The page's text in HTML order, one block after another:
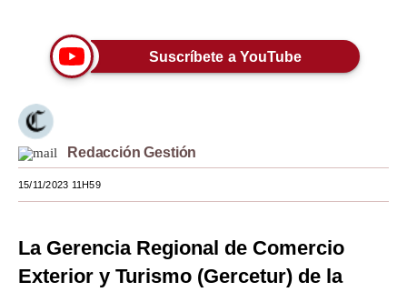
Blogs
Lujo
Viajes
Mundo
Suscríbete a YouTube
Redacción Gestión
15/11/2023 11H59
La Gerencia Regional de Comercio
Exterior y Turismo (Gercetur) de la